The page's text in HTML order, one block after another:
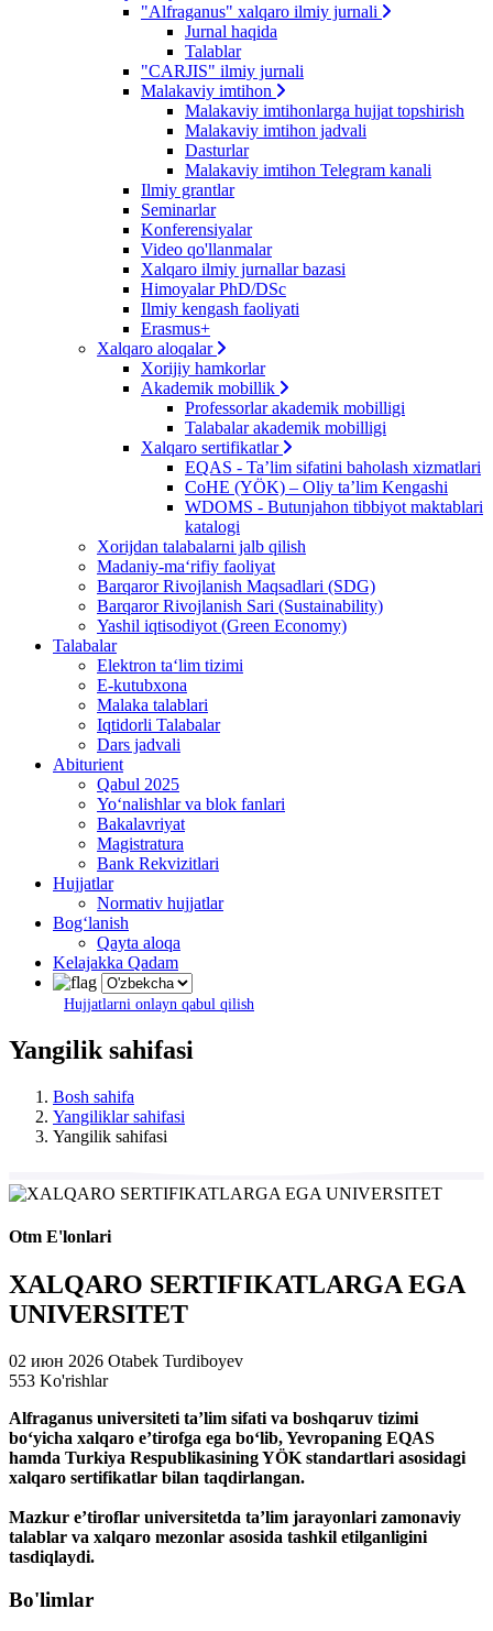
"Alfraganus" xalqaro ilmiy jurnali
Jurnal haqida
Talablar
"CARJIS" ilmiy jurnali
Malakaviy imtihon
Malakaviy imtihonlarga hujjat topshirish
Malakaviy imtihon jadvali
Dasturlar
Malakaviy imtihon Telegram kanali
Ilmiy grantlar
Seminarlar
Konferensiyalar
Video qo'llanmalar
Xalqaro ilmiy jurnallar bazasi
Himoyalar PhD/DSc
Ilmiy kengash faoliyati
Erasmus+
Xalqaro aloqalar
Xorijiy hamkorlar
Akademik mobillik
Professorlar akademik mobilligi
Talabalar akademik mobilligi
Xalqaro sertifikatlar
EQAS - Ta’lim sifatini baholash xizmatlari
CoHE (YÖK) – Oliy ta’lim Kengashi
WDOMS - Butunjahon tibbiyot maktablari
katalogi
Xorijdan talabalarni jalb qilish
Madaniy-ma‘rifiy faoliyat
Barqaror Rivojlanish Maqsadlari (SDG)
Barqaror Rivojlanish Sari (Sustainability)
Yashil iqtisodiyot (Green Economy)
Talabalar
Elektron ta‘lim tizimi
E-kutubxona
Malaka talablari
Iqtidorli Talabalar
Dars jadvali
Abiturient
Qabul 2025
Yo‘nalishlar va blok fanlari
Bakalavriyat
Magistratura
Bank Rekvizitlari
Hujjatlar
Normativ hujjatlar
Bog‘lanish
Qayta aloqa
Kelajakka Qadam
Hujjatlarni onlayn qabul qilish
Yangilik sahifasi
Bosh sahifa
Yangiliklar sahifasi
Yangilik sahifasi
Otm E'lonlari
XALQARO SERTIFIKATLARGA EGA
UNIVERSITET
02 июн 2026 Otabek Turdiboyev
553 Ko'rishlar
Alfraganus universiteti ta’lim sifati va boshqaruv tizimi
bo‘yicha xalqaro e’tirofga ega bo‘lib, Yevropaning EQAS
hamda Turkiya Respublikasining YÖK standartlari asosidagi
xalqaro sertifikatlar bilan taqdirlangan.
Mazkur e’tiroflar universitetda ta’lim jarayonlari zamonaviy
talablar va xalqaro mezonlar asosida tashkil etilganligini
tasdiqlaydi.
Bo'limlar